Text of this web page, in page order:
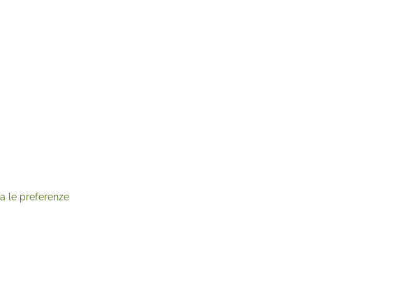
le preferenze